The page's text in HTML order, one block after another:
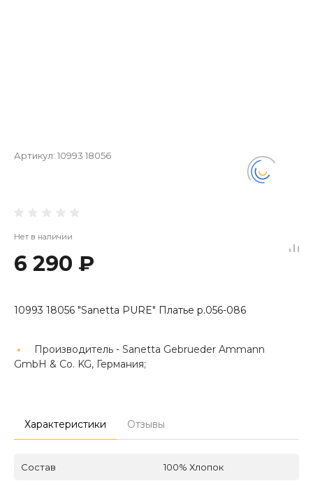
Артикул: 10993 18056
Нет в наличии
6 290 ₽
10993 18056 "Sanetta PURE" Платье р.056-086
Производитель - Sanetta Gebrueder Ammann
GmbH & Co. KG, Германия;
Характеристики Отзывы
Состав 100% Хлопок